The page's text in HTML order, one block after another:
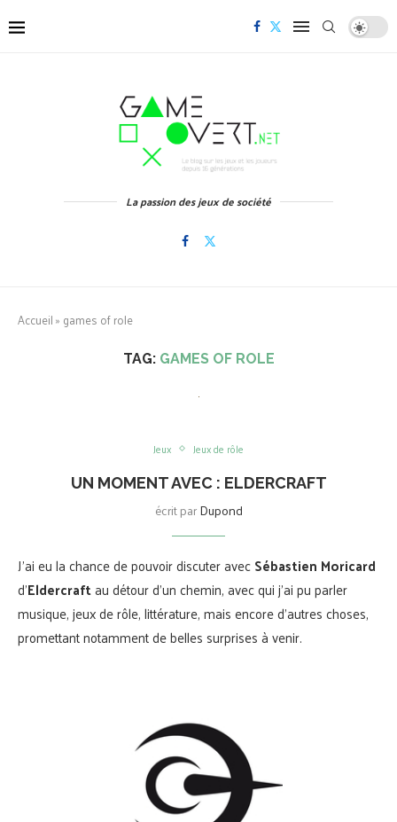
La passion des jeux de société
Accueil» games of role
TAG: GAMES OF ROLE
Jeux Jeux de rôle
UN MOMENT AVEC : ELDERCRAFT
écrit parDupond
J’ai eu la chance de pouvoir discuter avecSébastien Moricard
d’Eldercraftau détour d’un chemin, avec qui j’ai pu parler
musique, jeux de rôle, littérature, mais encore d’autres choses,
promettant notamment de belles surprises à venir.